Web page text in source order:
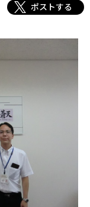
ポストする